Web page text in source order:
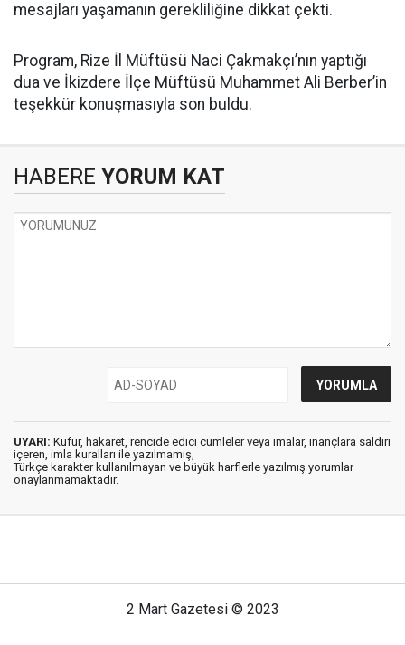
mesajları yaşamanın gerekliliğine dikkat çekti.
Program, Rize İl Müftüsü Naci Çakmakçı’nın yaptığı
dua ve İkizdere İlçe Müftüsü Muhammet Ali Berber’in
teşekkür konuşmasıyla son buldu.
HABERE YORUM KAT
UYARI: Küfür, hakaret, rencide edici cümleler veya imalar, inançlara saldırı
içeren, imla kuralları ile yazılmamış,
Türkçe karakter kullanılmayan ve büyük harflerle yazılmış yorumlar
onaylanmamaktadır.
2 Mart Gazetesi © 2023